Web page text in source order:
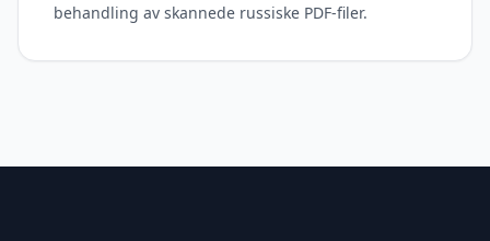
behandling av skannede russiske PDF-filer.